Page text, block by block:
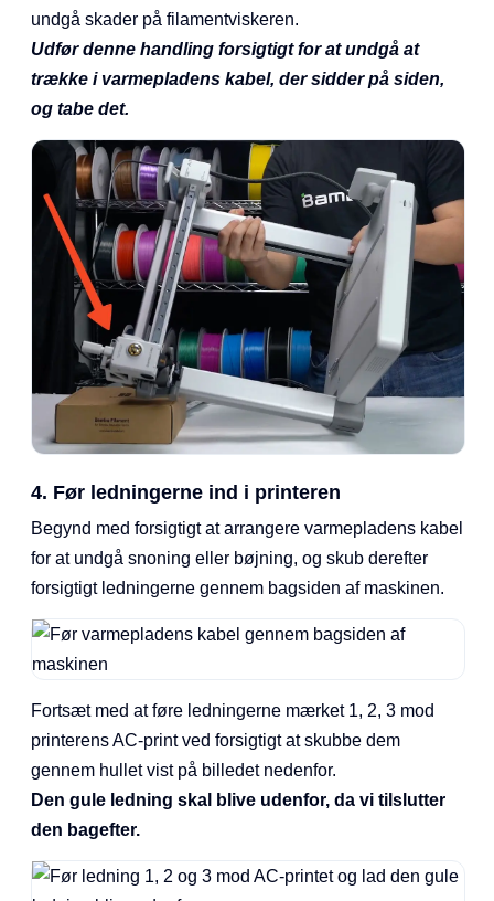
undgå skader på filamentviskeren.
Udfør denne handling forsigtigt for at undgå at
trække i varmepladens kabel, der sidder på siden,
og tabe det.
4. Før ledningerne ind i printeren
Begynd med forsigtigt at arrangere varmepladens kabel
for at undgå snoning eller bøjning, og skub derefter
forsigtigt ledningerne gennem bagsiden af maskinen.
Fortsæt med at føre ledningerne mærket 1, 2, 3 mod
printerens AC-print ved forsigtigt at skubbe dem
gennem hullet vist på billedet nedenfor.
Den gule ledning skal blive udenfor, da vi tilslutter
den bagefter.